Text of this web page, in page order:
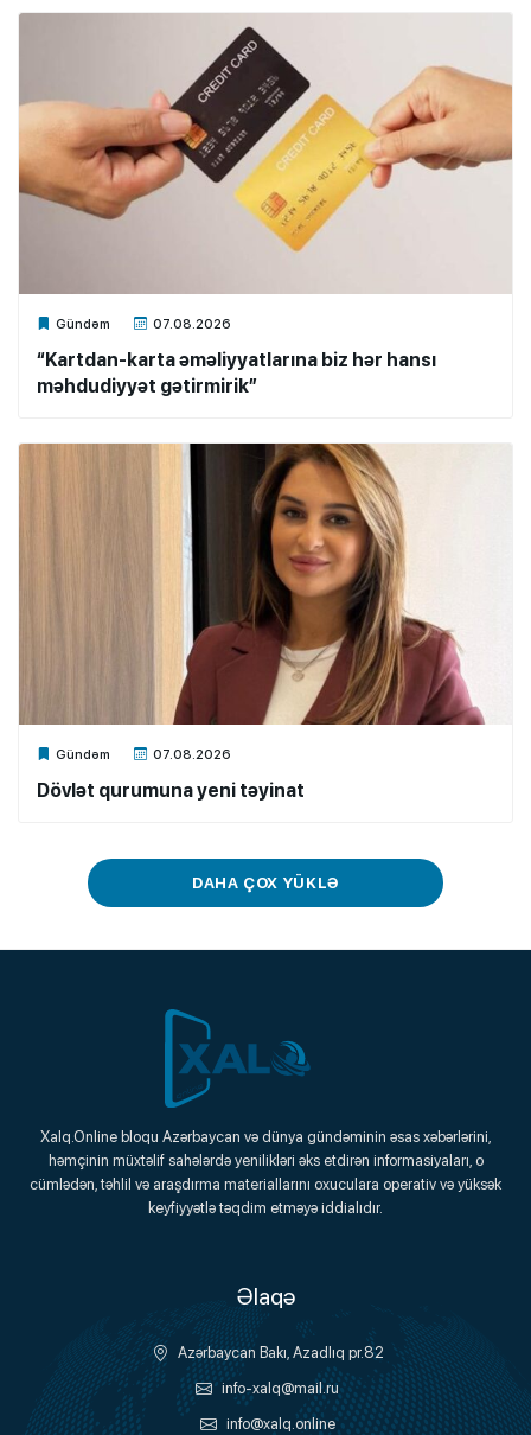
Gündəm 07.08.2026
Xalq.Online
“Kartdan-karta əməliyyatlarına biz hər hansı
məhdudiyyət gətirmirik”
Gündəm 07.08.2026
Xalq.Online
Dövlət qurumuna yeni təyinat
DAHA ÇOX YÜKLƏ
Xalq.Online
Onlayn Platforma
Xalq.Online bloqu Azərbaycan və dünya gündəminin əsas xəbərlərini,
həmçinin müxtəlif sahələrdə yenilikləri əks etdirən informasiyaları, o
cümlədən, təhlil və araşdırma materiallarını oxuculara operativ və yüksək
keyfiyyətlə təqdim etməyə iddialıdır.
Əlaqə
Azərbaycan Bakı, Azadlıq pr.82
info-xalq@mail.ru
info@xalq.online